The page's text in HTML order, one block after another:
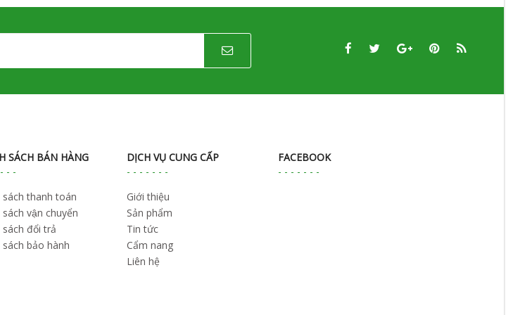
SÁCH BÁN HÀNG
sách thanh toán
sách vận chuyển
sách đổi trả
sách bảo hành
DỊCH VỤ CUNG CẤP
Giới thiệu
Sản phẩm
Tin tức
Cẩm nang
Liên hệ
FACEBOOK